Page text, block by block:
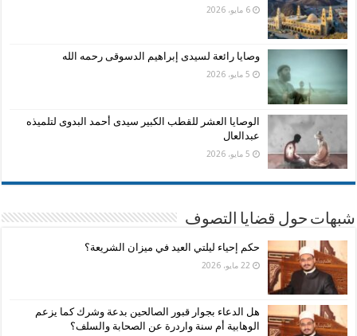
6 مايو، 2026
وصايا رائعة لسيدى إبراهيم الدسوقى رحمه الله
5 مايو، 2026
الوصايا العشر للقطب الكبير سيدى أحمد البدوى لتلميذه
عبدالعال
5 مايو، 2026
شبهات حول قضايا التصوف
حكم إحياء ليلتي العيد في ميزان الشريعة؟
22 مايو، 2026
هل الدعاء بجوار قبور الصالحين بدعة وشرك كما يزعم
الوهابية أم سنة واردرة عن الصحابة والسلف؟